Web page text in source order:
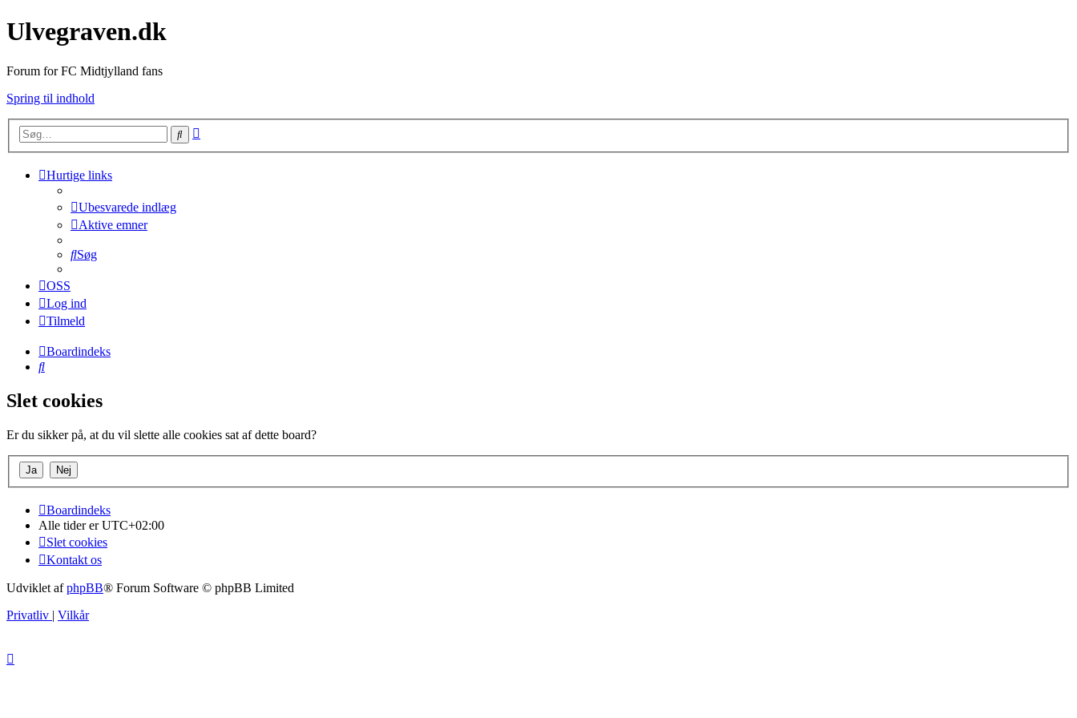
Ulvegraven.dk
Forum for FC Midtjylland fans
Spring til indhold
Søg
Hurtige links
Ubesvarede indlæg
Aktive emner
Søg
OSS
Log ind
Tilmeld
Boardindeks
Søg
Slet cookies
Er du sikker på, at du vil slette alle cookies sat af dette board?
Boardindeks
Alle tider erUTC+02:00
Slet cookies
Kontakt os
Udviklet afphpBB® Forum Software © phpBB Limited
Privatliv | Vilkår